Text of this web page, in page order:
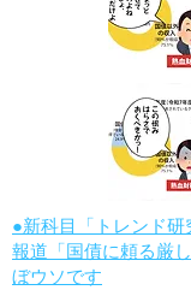
●新科目「トレンド
報道「国債に頼る厳
ぼウソです